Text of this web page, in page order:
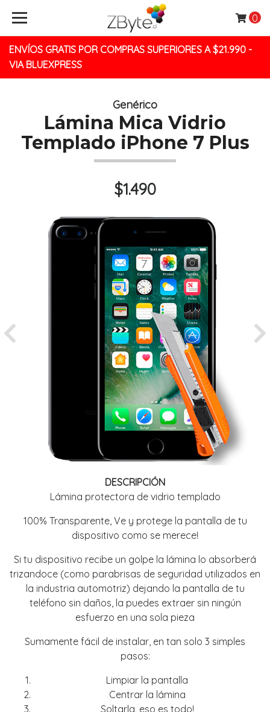
ENVÍOS GRATIS POR COMPRAS SUPERIORES A $21.990 -
VIA BLUEXPRESS
0
Genérico
Lámina Mica Vidrio
Templado iPhone 7 Plus
$1.490
Previous
DESCRIPCIÓN
Lámina protectora de vidrio templado
100% Transparente, Ve y protege la pantalla de tu
dispositivo como se merece!
Si tu dispositivo recibe un golpe la lámina lo absorberá
trizandoce (como parabrisas de seguridad utilizados en
la industria automotriz) dejando la pantalla de tu
teléfono sin daños, la puedes extraer sin ningún
esfuerzo en una sola pieza
Sumamente fácil de instalar, en tan solo 3 simples
pasos:
Limpiar la pantalla
Centrar la lámina
Soltarla, eso es todo!